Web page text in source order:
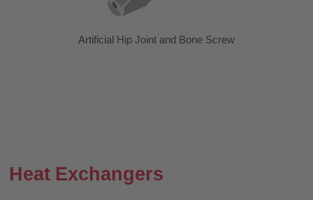
Artificial Hip Joint and Bone Screw
Heat Exchangers